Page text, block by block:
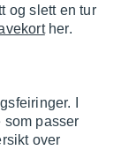
og slett en tur
her.
I
som passer
over